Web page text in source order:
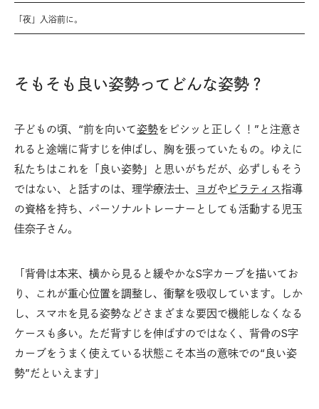
「夜」入浴前に。
そもそも良い姿勢ってどんな姿勢？
子どもの頃、“前を向いて姿勢をピシッと正しく！”と注意さ
れると途端に背すじを伸ばし、胸を張っていたもの。ゆえに
私たちはこれを「良い姿勢」と思いがちだが、必ずしもそう
ではない、と話すのは、理学療法士、
ヨガや ピラティス指導
の資格を持ち、パーソナルトレーナーとしても活動する児玉
佳奈子さん。
「背骨は本来、横から見ると緩やかなS字カーブを描いてお
り、これが重心位置を調整し、衝撃を吸収しています。しか
し、スマホを見る姿勢などさまざまな要因で機能しなくなる
ケースも多い。ただ背すじを伸ばすのではなく、背骨のS字
カーブをうまく使えている状態こそ本当の意味での“良い姿
勢”だといえます」